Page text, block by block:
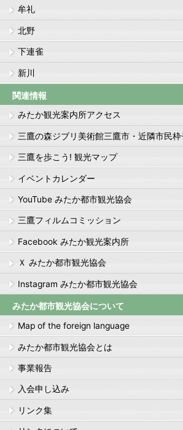
牟礼
北野
下連雀
新川
関連情報
みたか観光案内所アクセス
三鷹の森ジブリ美術館三鷹市・近隣市民
三鷹を歩こう! 観光マップ
イベントカレンダー
YouTube みたか都市観光協会
三鷹フィルムコミッション
Facebook みたか観光案内所
Ｘ みたか都市観光協会
Instagram みたか都市観光協会
みたか都市観光協会について
Map of the foreign language
みたか都市観光協会とは
事業報告
入会申し込み
リンク集